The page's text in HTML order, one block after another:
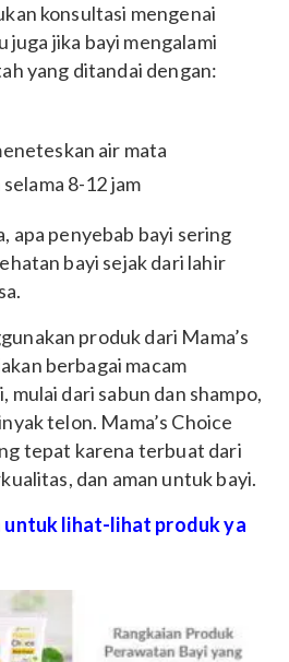
konsultasi mengenai
juga jika bayi mengalami
yang ditandai dengan:
air mata
8-12 jam
apa penyebab bayi sering
bayi sejak dari lahir
produk dari Mama’s
berbagai macam
dari sabun dan shampo,
telon. Mama’s Choice
tepat karena terbuat dari
dan aman untuk bayi.
untuk lihat-lihat produk ya